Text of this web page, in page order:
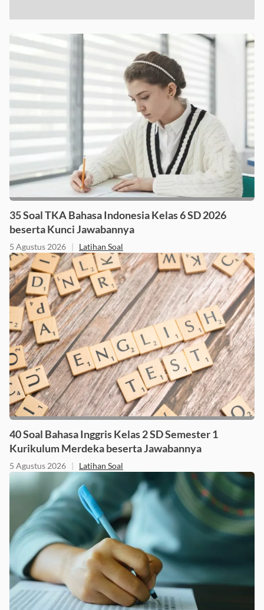
35 Soal TKA Bahasa Indonesia Kelas 6 SD 2026
beserta Kunci Jawabannya
5 Agustus 2026 | Latihan Soal
40 Soal Bahasa Inggris Kelas 2 SD Semester 1
Kurikulum Merdeka beserta Jawabannya
5 Agustus 2026 | Latihan Soal